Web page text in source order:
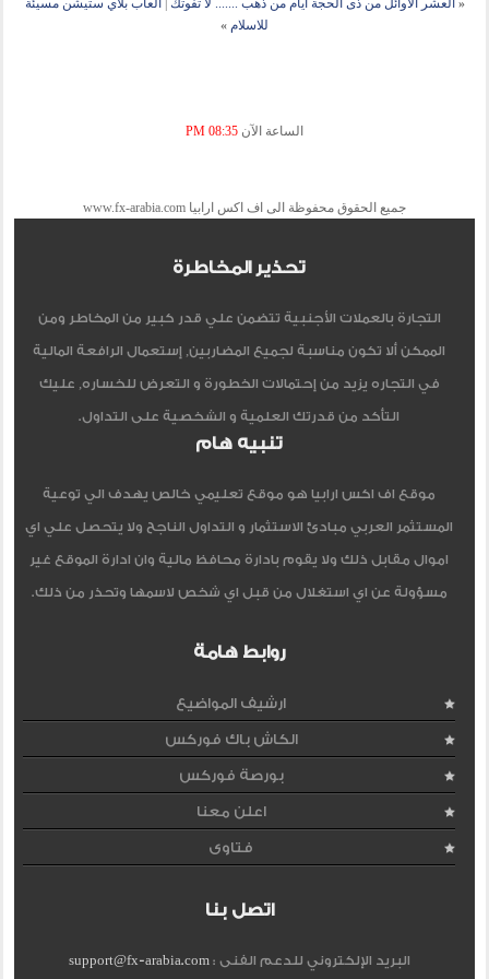
« العشر الأوائل من ذى الحجة أيام من ذهب ....... لا تفوتك
العاب بلاي ستيشن مسيئة
للاسلام »
الساعة الآن 08:35 PM
جميع الحقوق محفوظة الى اف اكس ارابيا www.fx-arabia.com
تحذير المخاطرة
التجارة بالعملات الأجنبية تتضمن علي قدر كبير من المخاطر ومن
الممكن ألا تكون مناسبة لجميع المضاربين, إستعمال الرافعة المالية
في التجاره يزيد من إحتمالات الخطورة و التعرض للخساره, عليك
التأكد من قدرتك العلمية و الشخصية على التداول.
تنبيه هام
موقع اف اكس ارابيا هو موقع تعليمي خالص يهدف الي توعية
المستثمر العربي مبادئ الاستثمار و التداول الناجح ولا يتحصل علي اي
اموال مقابل ذلك ولا يقوم بادارة محافظ مالية وان ادارة الموقع غير
مسؤولة عن اي استغلال من قبل اي شخص لاسمها وتحذر من ذلك.
روابط هامة
ارشيف المواضيع
الكاش باك فوركس
بورصة فوركس
اعلن معنا
فتاوى
اتصل بنا
البريد الإلكتروني للدعم الفنى :support@fx-arabia.com